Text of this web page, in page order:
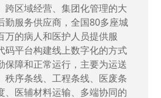
个重点项目之一。属于国家
信息化升级建设中，存在大
息化需求，需要投入大量人
通过引入织信低代码平台，解
业务难题，提升整体的IT研发